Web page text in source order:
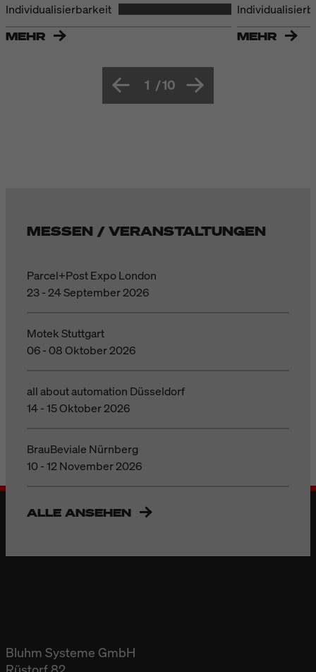
Individualisierbarkeit
MEHR
MEHR
1 /10
MESSEN / VERANSTALTUNGEN
Parcel+Post Expo London
23 - 24 September 2026
Motek Stuttgart
06 - 08 Oktober 2026
all about automation Düsseldorf
14 - 15 Oktober 2026
BrauBeviale Nürnberg
10 - 12 November 2026
ALLE ANSEHEN
Bluhm Systeme GmbH